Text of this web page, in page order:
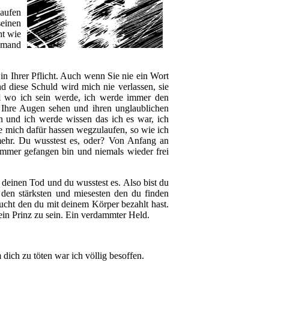
wie
Ihrer Pflicht. Auch wenn Sie nie ein Wort
diese Schuld wird mich nie verlassen, sie
ich sein werde, ich werde immer den
Augen sehen und ihren unglaublichen
und ich werde wissen das ich es war, ich
dafür hassen wegzulaufen, so wie ich
Du wusstest es, oder? Von Anfang an
gefangen bin und niemals wieder frei
Tod und du wusstest es. Also bist du
stärksten und miesesten den du finden
den du mit deinem Körper bezahlt hast.
Prinz zu sein. Ein verdammter Held.
dich zu töten war ich völlig besoffen.